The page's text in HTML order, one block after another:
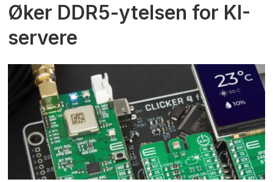
Øker DDR5-ytelsen for KI-
servere